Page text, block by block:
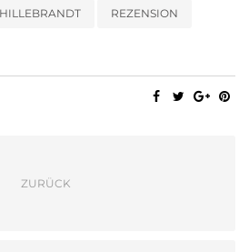
REZENSION
ZURÜCK